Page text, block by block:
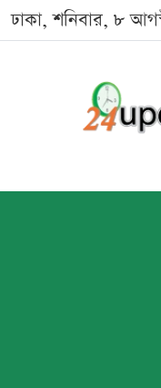
ঢাকা, শনিবার, ৮